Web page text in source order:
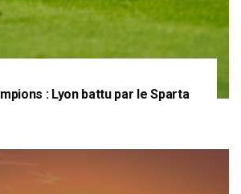
: Lyon battu par le Sparta